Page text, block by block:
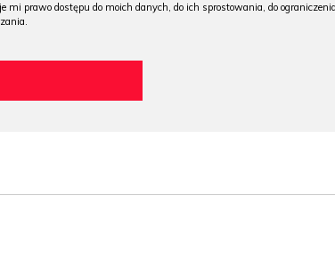
mi prawo dostępu do moich danych, do ich sprostowania, do